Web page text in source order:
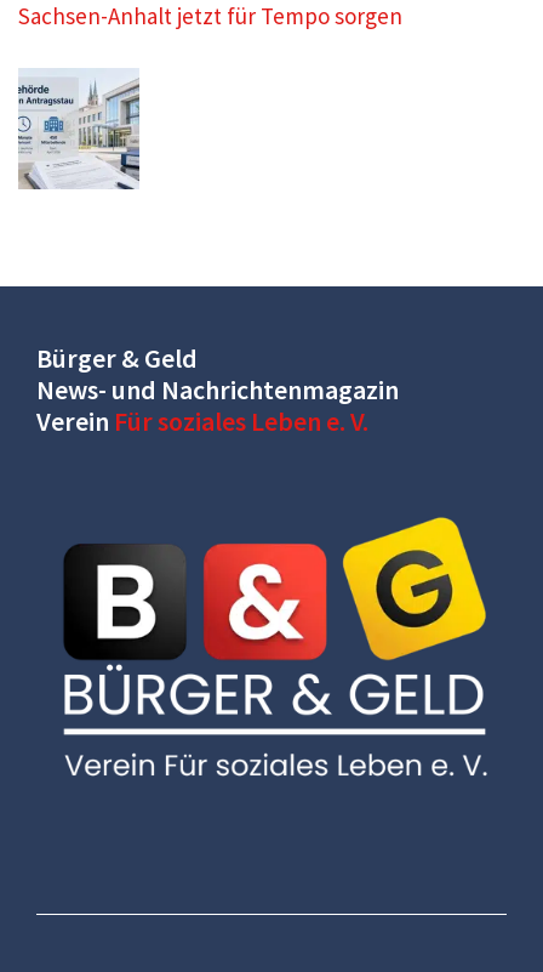
Sachsen-Anhalt jetzt für Tempo sorgen
Bürger & Geld
News- und Nachrichtenmagazin
Verein Für soziales Leben e. V.